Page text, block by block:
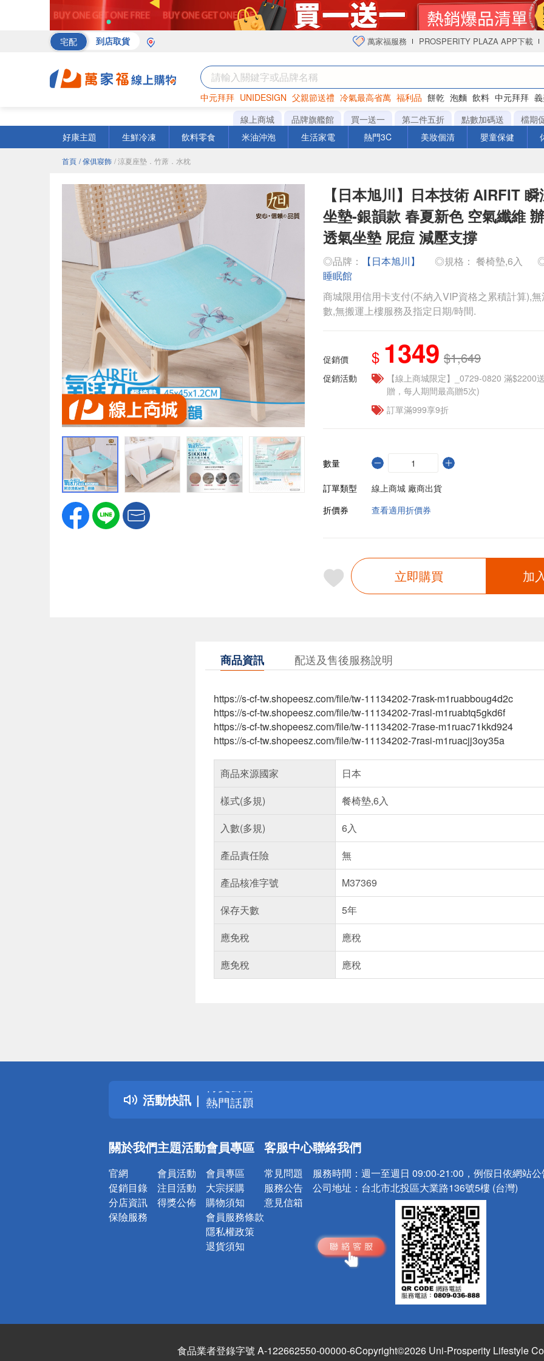
宅配 到店取貨 萬家福服務 PROSPERITY PLAZA APP下載
中元拜拜 UNIDESIGN 父親節送禮 冷氣最高省萬 福利品 餅乾 泡麵 飲料 中元拜拜
巧克力 罐頭 衛生紙
線上商城 品牌旗艦館 買一送一 第二件五折 點數加碼送
檔期
好康主題
生鮮冷凍 飲料零食 米油沖泡 生活家電 熱門3C 美妝個清 嬰童保健
首頁 / 傢俱寢飾 / 涼夏座墊．竹蓆．水枕
【日本旭川】日本技術 AIRFIT
坐墊-銀韻款 春夏新色 空氣纖維
透氣坐墊 屁痘 減壓支撐
◎品牌： 【日本旭川】 ◎規格： 餐椅墊,6入
睡眠館
商城限用信用卡支付(不納入VIP資格之累積計算),
數,無搬運上樓服務及指定日期/時間.
促銷價 $ 1349 $1,649
促銷活動
【線上商城限定】_0729-0820 滿$2200
贈，每人期間最高贈5次)
訂單滿999享9折
數量
訂單類型
線上商城 廠商出貨
折價券
查看適用折價券
立即購買 加
商品資訊 配送及售後服務說明
https://s-cf-tw.shopeesz.com/file/tw-11134202-7rask-m1ruabboug4d2c
https://s-cf-tw.shopeesz.com/file/tw-11134202-7rasl-m1ruabtq5gkd6f
https://s-cf-tw.shopeesz.com/file/tw-11134202-7rase-m1ruac71kkd924
https://s-cf-tw.shopeesz.com/file/tw-11134202-7rasi-m1ruacjj3oy35a
商品來源國家
日本
樣式(多規)
餐椅墊,6入
入數(多規)
6入
產品責任險
無
產品核准字號
M37369
保存天數
5年
應免稅
應稅
應免稅
應稅
活動快訊
詐騙網頁！請小心！
得獎公告
熱門話題
銀行優惠
詐騙網頁！請小心！
關於我們
官網
促銷目錄
分店資訊
保險服務
主題活動
會員活動
注目活動
得獎公佈
會員專區
會員專區
大宗採購
購物須知
會員服務條款
隱私權政策
退貨須知
客服中心
常見問題
服務公告
意見信箱
聯絡我們
服務時間： 週一至週日 09:00-21:00，例假日依網站
公司地址： 台北市北投區大業路136號5樓 (台灣)
食品業者登錄字號 A-122662550-00000-6Copyright©2026 Uni-Prosperity Lifestyle